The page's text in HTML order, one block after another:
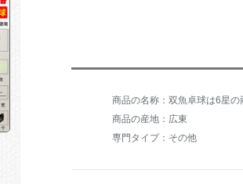
商品の産地：広東
専門タイプ：その他